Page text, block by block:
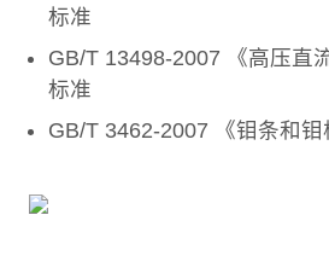
标准
GB/T 13498-2007 《高压直
标准
GB/T 3462-2007 《钼条和